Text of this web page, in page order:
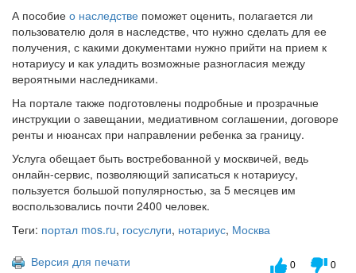
А пособие о наследстве поможет оценить, полагается ли
пользователю доля в наследстве, что нужно сделать для ее
получения, с какими документами нужно прийти на прием к
нотариусу и как уладить возможные разногласия между
вероятными наследниками.
На портале также подготовлены подробные и прозрачные
инструкции о завещании, медиативном соглашении, договоре
ренты и нюансах при направлении ребенка за границу.
Услуга обещает быть востребованной у москвичей, ведь
онлайн-сервис, позволяющий записаться к нотариусу,
пользуется большой популярностью, за 5 месяцев им
воспользовались почти 2400 человек.
Теги: портал mos.ru, госуслуги, нотариус, Москва
Версия для печати
0 0